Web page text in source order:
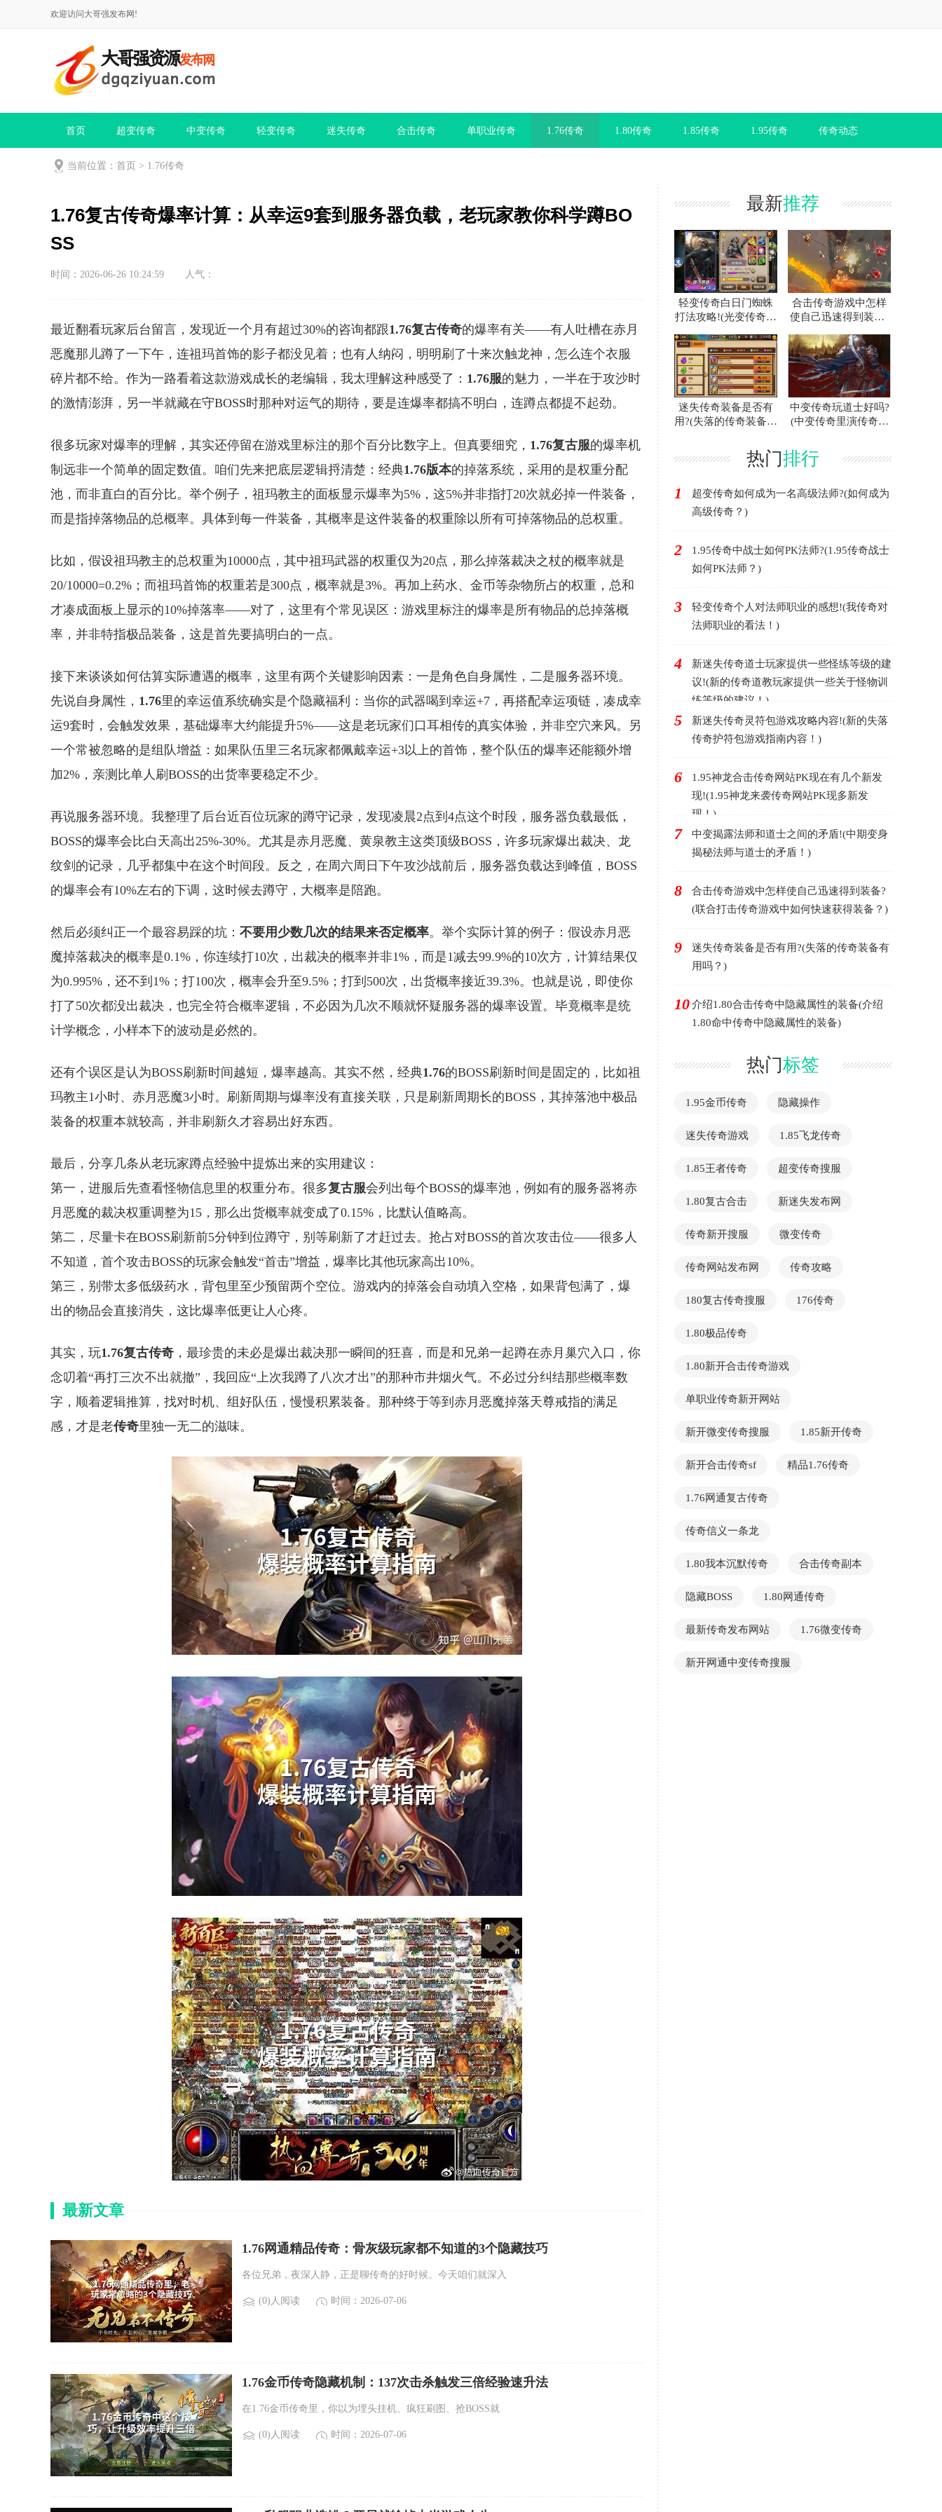
欢迎访问大哥强发布网!
首页 超变传奇 中变传奇 轻变传奇 迷失传奇 合击传奇 单职业传奇 1.76传奇 1.80传奇 1.85传奇 1.95传奇 传奇动态
当前位置： 首页 > 1.76传奇
1.76复古传奇爆率计算：从幸运9套到服务器负载，老玩家教你科学蹲BO
SS
时间：2026-06-26 10:24:59 人气：
最近翻看玩家后台留言，发现近一个月有超过30%的咨询都跟1.76复古传奇的爆率有关——有人吐槽在赤月
恶魔那儿蹲了一下午，连祖玛首饰的影子都没见着；也有人纳闷，明明刷了十来次触龙神，怎么连个衣服
碎片都不给。作为一路看着这款游戏成长的老编辑，我太理解这种感受了： 1.76服的魅力，一半在于攻沙时
的激情澎湃，另一半就藏在守BOSS时那种对运气的期待，要是连爆率都搞不明白，连蹲点都提不起劲。
很多玩家对爆率的理解，其实还停留在游戏里标注的那个百分比数字上。但真要细究， 1.76复古服的爆率机
制远非一个简单的固定数值。咱们先来把底层逻辑捋清楚：经典1.76版本的掉落系统，采用的是权重分配
池，而非直白的百分比。举个例子，祖玛教主的面板显示爆率为5%，这5%并非指打20次就必掉一件装备，
而是指掉落物品的总概率。具体到每一件装备，其概率是这件装备的权重除以所有可掉落物品的总权重。
比如，假设祖玛教主的总权重为10000点，其中祖玛武器的权重仅为20点，那么掉落裁决之杖的概率就是
20/10000=0.2%；而祖玛首饰的权重若是300点，概率就是3%。再加上药水、金币等杂物所占的权重，总和
才凑成面板上显示的10%掉落率——对了，这里有个常见误区：游戏里标注的爆率是所有物品的总掉落概
率，并非特指极品装备，这是首先要搞明白的一点。
接下来谈谈如何估算实际遭遇的概率，这里有两个关键影响因素：一是角色自身属性，二是服务器环境。
先说自身属性， 1.76里的幸运值系统确实是个隐藏福利：当你的武器喝到幸运+7，再搭配幸运项链，凑成幸
运9套时，会触发效果，基础爆率大约能提升5%——这是老玩家们口耳相传的真实体验，并非空穴来风。另
一个常被忽略的是组队增益：如果队伍里三名玩家都佩戴幸运+3以上的首饰，整个队伍的爆率还能额外增
加2%，亲测比单人刷BOSS的出货率要稳定不少。
再说服务器环境。我整理了后台近百位玩家的蹲守记录，发现凌晨2点到4点这个时段，服务器负载最低，
BOSS的爆率会比白天高出25%-30%。尤其是赤月恶魔、黄泉教主这类顶级BOSS，许多玩家爆出裁决、龙
纹剑的记录，几乎都集中在这个时间段。反之，在周六周日下午攻沙战前后，服务器负载达到峰值，BOSS
的爆率会有10%左右的下调，这时候去蹲守，大概率是陪跑。
然后必须纠正一个最容易踩的坑： 不要用少数几次的结果来否定概率。举个实际计算的例子：假设赤月恶
魔掉落裁决的概率是0.1%，你连续打10次，出裁决的概率并非1%，而是1减去99.9%的10次方，计算结果仅
为0.995%，还不到1%；打100次，概率会升至9.5%；打到500次，出货概率接近39.3%。也就是说，即使你
打了50次都没出裁决，也完全符合概率逻辑，不必因为几次不顺就怀疑服务器的爆率设置。毕竟概率是统
计学概念，小样本下的波动是必然的。
还有个误区是认为BOSS刷新时间越短，爆率越高。其实不然，经典1.76的BOSS刷新时间是固定的，比如祖
玛教主1小时、赤月恶魔3小时。刷新周期与爆率没有直接关联，只是刷新周期长的BOSS，其掉落池中极品
装备的权重本就较高，并非刷新久才容易出好东西。
最后，分享几条从老玩家蹲点经验中提炼出来的实用建议：
第一，进服后先查看怪物信息里的权重分布。很多复古服会列出每个BOSS的爆率池，例如有的服务器将赤
月恶魔的裁决权重调整为15，那么出货概率就变成了0.15%，比默认值略高。
第二，尽量卡在BOSS刷新前5分钟到位蹲守，别等刷新了才赶过去。抢占对BOSS的首次攻击位——很多人
不知道，首个攻击BOSS的玩家会触发“首击”增益，爆率比其他玩家高出10%。
第三，别带太多低级药水，背包里至少预留两个空位。游戏内的掉落会自动填入空格，如果背包满了，爆
出的物品会直接消失，这比爆率低更让人心疼。
其实，玩1.76复古传奇 ，最珍贵的未必是爆出裁决那一瞬间的狂喜，而是和兄弟一起蹲在赤月巢穴入口，你
念叨着“再打三次不出就撤”，我回应“上次我蹲了八次才出”的那种市井烟火气。不必过分纠结那些概率数
字，顺着逻辑推算，找对时机、组好队伍，慢慢积累装备。那种终于等到赤月恶魔掉落天尊戒指的满足
感，才是老传奇里独一无二的滋味。
最新文章
1.76网通精品传奇：骨灰级玩家都不知道的3个隐藏技巧
各位兄弟，夜深人静，正是聊传奇的好时候。今天咱们就深入
(0)人阅读 时间：2026-07-06
1.76金币传奇隐藏机制：137次击杀触发三倍经验速升法
在1.76金币传奇里，你以为埋头挂机、疯狂刷图、抢BOSS就
(0)人阅读 时间：2026-07-06
最新推荐
轻变传奇白日门蜘蛛
打法攻略!(光变传奇白
合击传奇游戏中怎样
使自己迅速得到装备?
如何快速获得装备？)
迷失传奇装备是否有
用?(失落的传奇装备有
中变传奇玩道士好吗?
(中变传奇里演传奇好
热门排行
1
超变传奇如何成为一名高级法师?(如何成为
高级传奇？)
2
1.95传奇中战士如何PK法师?(1.95传奇战士
如何PK法师？)
3
轻变传奇个人对法师职业的感想!(我传奇对
法师职业的看法！)
4
新迷失传奇道士玩家提供一些怪练等级的建
议!(新的传奇道教玩家提供一些关于怪物训
练等级的建议！)
5
新迷失传奇灵符包游戏攻略内容!(新的失落
传奇护符包游戏指南内容！)
6
1.95神龙合击传奇网站PK现在有几个新发
现!(1.95神龙来袭传奇网站PK现多新发
现！)
7
中变揭露法师和道士之间的矛盾!(中期变身
揭秘法师与道士的矛盾！)
8
合击传奇游戏中怎样使自己迅速得到装备?
(联合打击传奇游戏中如何快速获得装备？)
9
迷失传奇装备是否有用?(失落的传奇装备有
用吗？)
10介绍1.80合击传奇中隐藏属性的装备(介绍
1.80命中传奇中隐藏属性的装备)
热门标签
1.95金币传奇 隐藏操作
迷失传奇游戏 1.85飞龙传奇
1.85王者传奇 超变传奇搜服
1.80复古合击 新迷失发布网
传奇新开搜服 微变传奇
传奇网站发布网 传奇攻略
180复古传奇搜服 176传奇
1.80极品传奇
1.80新开合击传奇游戏
单职业传奇新开网站
新开微变传奇搜服 1.85新开传奇
新开合击传奇sf 精品1.76传奇
1.76网通复古传奇
传奇信义一条龙
1.80我本沉默传奇 合击传奇副本
隐藏BOSS 1.80网通传奇
最新传奇发布网站 1.76微变传奇
新开网通中变传奇搜服